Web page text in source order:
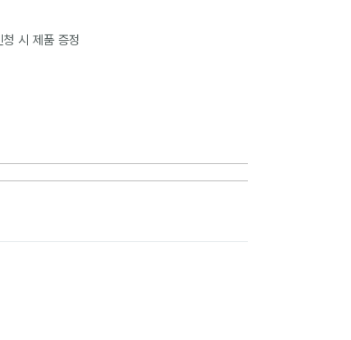
시 제품 증정